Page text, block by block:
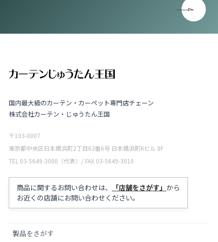
国内最大級のカーテン・カーペット専門店チェーン
株式会社カーテン・じゅうたん王国
〒103-0007
東京都中央区日本橋浜町2丁目62番6号 日本橋浜町Kビル 8F
TEL 03-5649-3000（代表）/ FAX 03-5649-3010
商品に関するお問い合わせは、 「店舗をさがす」 から
お近くの店舗にお問い合わせください。
製品をさがす